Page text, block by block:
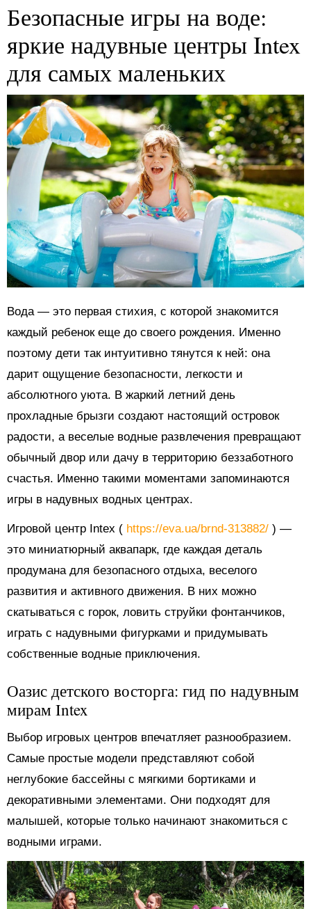
Безопасные игры на воде:
яркие надувные центры Intex
для самых маленьких
Вода — это первая стихия, с которой знакомится
каждый ребенок еще до своего рождения. Именно
поэтому дети так интуитивно тянутся к ней: она
дарит ощущение безопасности, легкости и
абсолютного уюта. В жаркий летний день
прохладные брызги создают настоящий островок
радости, а веселые водные развлечения превращают
обычный двор или дачу в территорию беззаботного
счастья. Именно такими моментами запоминаются
игры в надувных водных центрах.
Игровой центр Intex ( https://eva.ua/brnd-313882/ ) —
это миниатюрный аквапарк, где каждая деталь
продумана для безопасного отдыха, веселого
развития и активного движения. В них можно
скатываться с горок, ловить струйки фонтанчиков,
играть с надувными фигурками и придумывать
собственные водные приключения.
Оазис детского восторга: гид по надувным
мирам Intex
Выбор игровых центров впечатляет разнообразием.
Самые простые модели представляют собой
неглубокие бассейны с мягкими бортиками и
декоративными элементами. Они подходят для
малышей, которые только начинают знакомиться с
водными играми.